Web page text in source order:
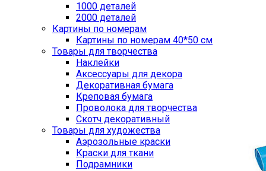
1000 деталей
2000 деталей
Картины по номерам
Картины по номерам 40*50 см
Товары для творчества
Наклейки
Аксессуары для декора
Декоративная бумага
Креповая бумага
Проволока для творчества
Скотч декоративный
Товары для художества
Аэрозольные краски
Краски для ткани
Подрамники